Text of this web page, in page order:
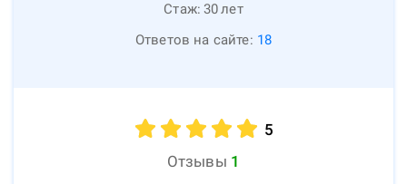
Стаж: 30лет
Ответов на сайте: 18
5
Отзывы 1